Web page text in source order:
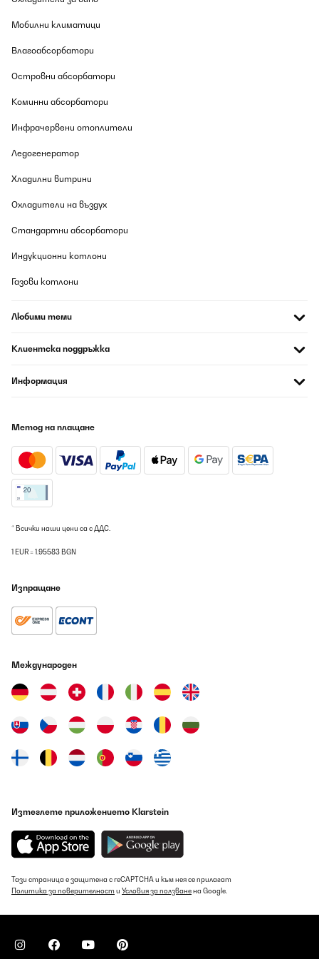
hält auch gut Regen ab. Leider fangen jetzt schon, nach einem
Wir sind vollkommen zufrieden mit dem Pavillon. Obwohl selbiger
Holzmodellen mithalten kann, überzeugt die Qualität des
Montage ist dank der kinderleicht gestalteten Anleitung und der
nämlich auch ohne Hilfe möglich und im handumdrehen erledigt.
und auf jede Terasse integrieren. Bei uns steht er seit gut
macht der Pavillon einen hervorragenden Eindruck. Kaputt ist
Witterungsbeständig. Dank des Spitzdaches sammelt sich auch
zusammendrücken könnte. Im Grunde ist hier alles super
durchdacht und auch für den dauerhaft aufgebauten Zustand
ausgelegt. An den Füßen befinden sich dafür auch jeweils 4
vor Windböen zu schützen. Sollte sich wirklich gravierend etwas
klare Kaufempfehlung und dafür auch volle 5.
Мобилни климатици
Влагоабсорбатори
Островни абсорбатори
Коминни абсорбатори
Инфрачервени отоплители
Ледогенератор
Хладилни витрини
Охладители на въздух
Стандартни абсорбатори
Индукционни котлони
Газови котлони
Любими теми
Клиентска поддръжка
Информация
Метод на плащане
* Всички наши цени са с ДДС.
1 EUR = 1.95583 BGN
Изпращане
Международен
Изтеглете приложението Klarstein
Тази страница е защитена с reCAPTCHA и към нея се прилагат
Политика за поверителност и Условия за ползванена Google.